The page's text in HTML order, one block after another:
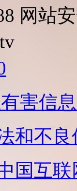
网站
害信
和不
国互